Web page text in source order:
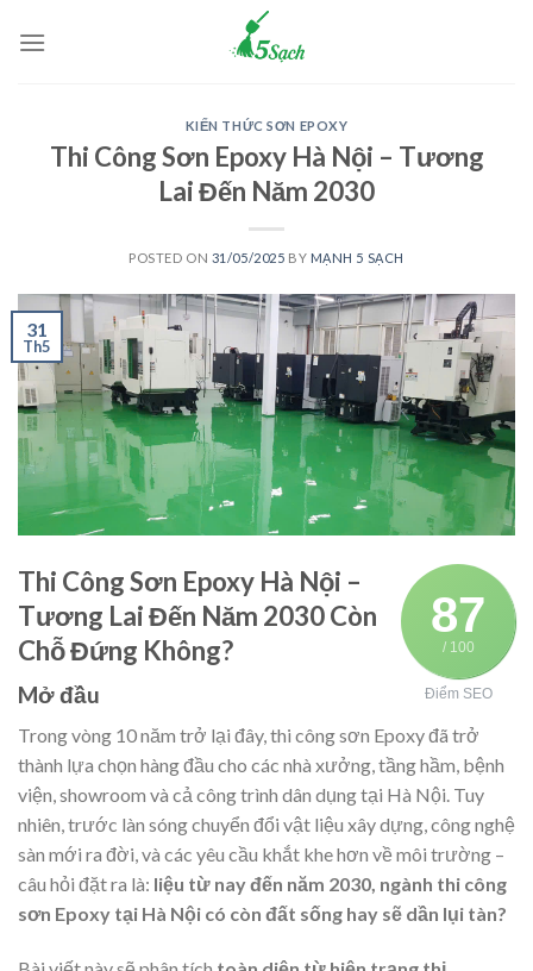
KIẾN THỨC SƠN EPOXY
Thi Công Sơn Epoxy Hà Nội – Tương
Lai Đến Năm 2030
POSTED ON 31/05/2025 BY MẠNH 5 SẠCH
31
Th5
87
/ 100
Điểm SEO
Thi Công Sơn Epoxy Hà Nội –
Tương Lai Đến Năm 2030 Còn
Chỗ Đứng Không?
Mở đầu
Trong vòng 10 năm trở lại đây, thi công sơn Epoxy đã trở
thành lựa chọn hàng đầu cho các nhà xưởng, tầng hầm, bệnh
viện, showroom và cả công trình dân dụng tại Hà Nội. Tuy
nhiên, trước làn sóng chuyển đổi vật liệu xây dựng, công nghệ
sàn mới ra đời, và các yêu cầu khắt khe hơn về môi trường –
câu hỏi đặt ra là: liệu từ nay đến năm 2030, ngành thi công
sơn Epoxy tại Hà Nội có còn đất sống hay sẽ dần lụi tàn?